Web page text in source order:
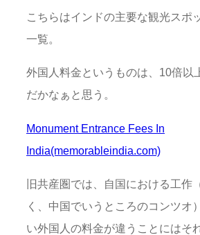
こちらはインドの主要な観光スポ
一覧。
外国人料金というものは、10倍以
だかなぁと思う。
Monument Entrance Fees In
India(memorableindia.com)
旧共産圏では、自国における工作
く、中国でいうところのコンツオ
い外国人の料金が違うことにはそ